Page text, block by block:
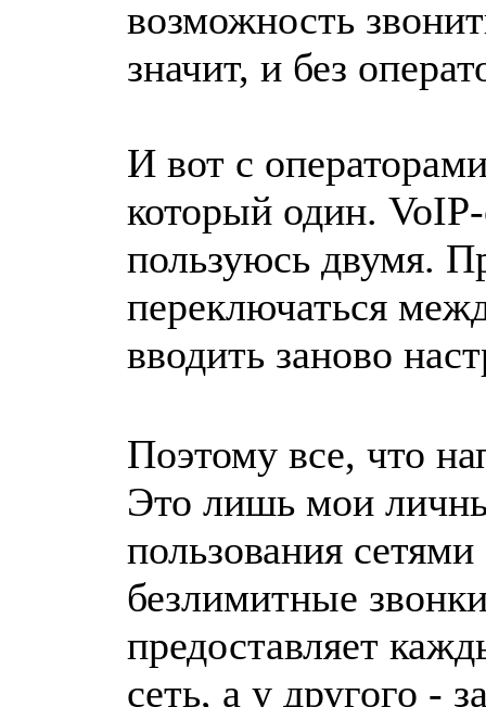
возможность
значит, и без
И вот с
который один.
пользуюсь двумя.
переключаться
вводить заново
Поэтому все, что
Это лишь мои
пользования
безлимитные
предоставляет
сеть, а у другого -